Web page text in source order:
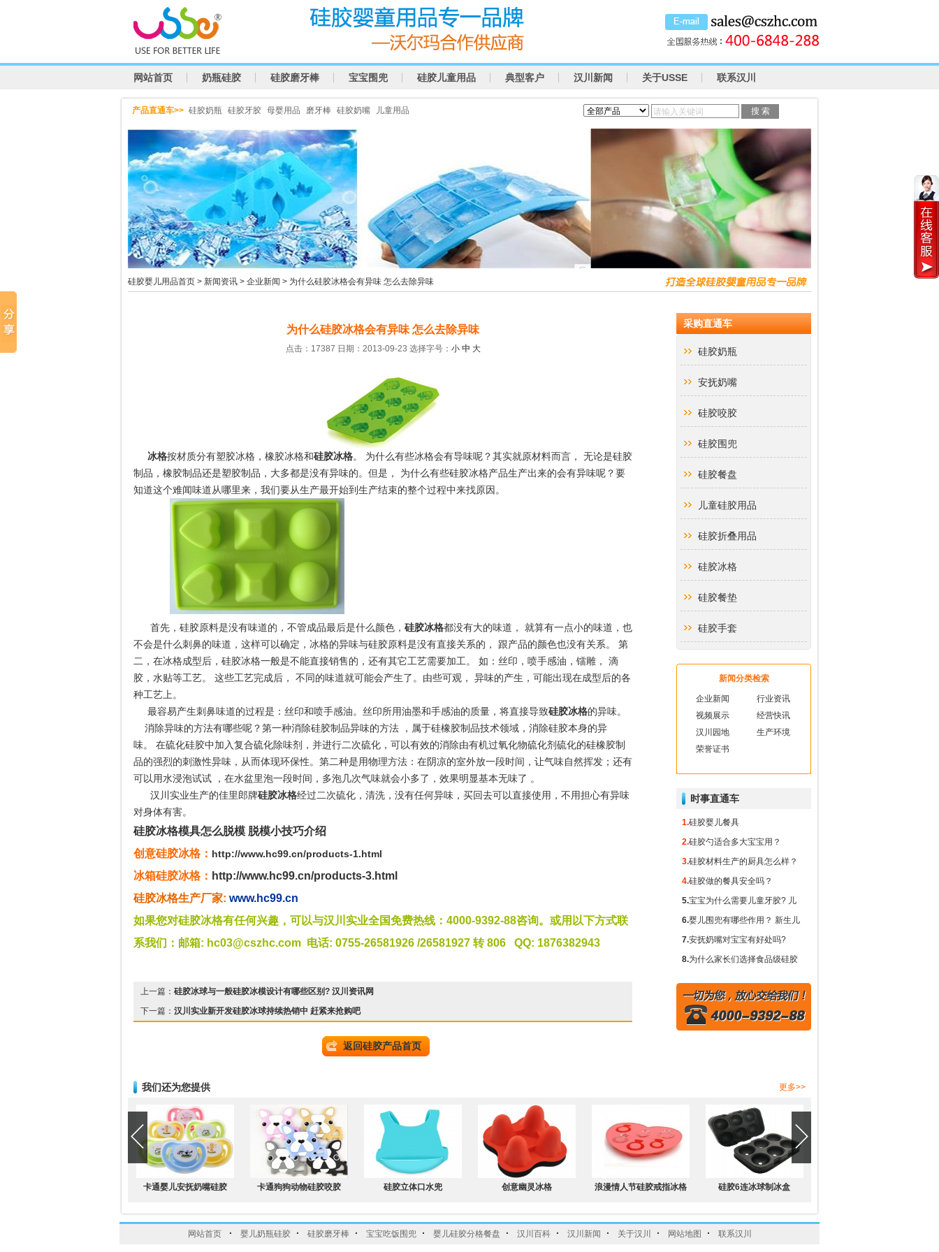
网站首页 奶瓶硅胶 硅胶磨牙棒 宝宝围兜 硅胶儿童用品 典型客户 汉川新闻 关于USSE 联系汉川
请输入关键词
产品直通车>> 硅胶奶瓶 硅胶牙胶 母婴用品 磨牙棒 硅胶奶嘴 儿童用品
硅胶婴儿用品首页 > 新闻资讯 > 企业新闻 > 为什么硅胶冰格会有异味 怎么去除异味
为什么硅胶冰格会有异味 怎么去除异味
点击：17387 日期：2013-09-23 选择字号： 小 中 大
冰格按材质分有塑胶冰格，橡胶冰格和硅胶冰格。 为什么有些冰格会有导味呢？其实就原材料而言， 无论是硅胶
制品，橡胶制品还是塑胶制品，大多都是没有异味的。但是， 为什么有些硅胶冰格产品生产出来的会有异味呢？要
知道这个难闻味道从哪里来，我们要从生产最开始到生产结束的整个过程中来找原因。
首先，硅胶原料是没有味道的，不管成品最后是什么颜色， 硅胶冰格都没有大的味道， 就算有一点小的味道，也
不会是什么刺鼻的味道，这样可以确定，冰格的异味与硅胶原料是没有直接关系的， 跟产品的颜色也没有关系。
第
二，在冰格成型后，硅胶冰格一般是不能直接销售的，还有其它工艺需要加工。 如：丝印，喷手感油，镭雕， 滴
胶，水贴等工艺。 这些工艺完成后， 不同的味道就可能会产生了。由些可观， 异味的产生，可能出现在成型后的各
种工艺上。
最容易产生刺鼻味道的过程是：丝印和喷手感油。丝印所用油墨和手感油的质量，将直接导致硅胶冰格的异味。
消除异味的方法有哪些呢？第一种消除硅胶制品异味的方法 ，属于硅橡胶制品技术领域，消除硅胶本身的异
味。 在硫化硅胶中加入复合硫化除味剂，并进行二次硫化，可以有效的消除由有机过氧化物硫化剂硫化的硅橡胶制
品的强烈的刺激性异味，从而体现环保性。 第二种是用物理方法：在阴凉的室外放一段时间，让气味自然挥发；还有
可以用水浸泡试试 ，在水盆里泡一段时间，多泡几次气味就会小多了，效果明显基本无味了 。
汉川实业生产的佳里郎牌硅胶冰格经过二次硫化，清洗，没有任何异味，买回去可以直接使用，不用担心有异味
对身体有害。
硅胶冰格模具怎么脱模 脱模小技巧介绍
创意硅胶冰格： http://www.hc99.cn/products-1.html
冰箱硅胶冰格： http://www.hc99.cn/products-3.html
硅胶冰格生产厂家: www.hc99.cn
如果您对硅胶冰格有任何兴趣，可以与汉川实业全国免费热线：4000-9392-88咨询。 或用以下方式联
系我们： 邮箱: hc03@cszhc.com 电话: 0755-26581926 /26581927 转806 QQ: 1876382943
上一篇： 硅胶冰球与一般硅胶冰模设计有哪些区别? 汉川资讯网
下一篇： 汉川实业新开发硅胶冰球持续热销中 赶紧来抢购吧
返回硅胶产品首页
采购直通车
硅胶奶瓶
安抚奶嘴
硅胶咬胶
硅胶围兜
硅胶餐盘
儿童硅胶用品
硅胶折叠用品
硅胶冰格
硅胶餐垫
硅胶手套
硅胶玻纤垫
硅胶隔热垫
新闻分类检索
企业新闻
行业资讯
视频展示
经营快讯
汉川园地
生产环境
荣誉证书
时事直通车
1.硅胶婴儿餐具
2.硅胶勺适合多大宝宝用？
3.硅胶材料生产的厨具怎么样？
4.硅胶做的餐具安全吗？
5.宝宝为什么需要儿童牙胶? 儿
童牙胶对出牙期的宝宝有什么重
要作用？
6.婴儿围兜有哪些作用？ 新生儿
需要围兜吗？
7.安抚奶嘴对宝宝有好处吗?
8.为什么家长们选择食品级硅胶
我们还为您提供 更多>>
卡通婴儿安抚奶嘴硅胶 卡通狗狗动物硅胶咬胶 硅胶立体口水兜 创意幽灵冰格 浪漫情人节硅胶戒指冰格 硅胶6连冰球制冰盒
网站首页 · 婴儿奶瓶硅胶 · 硅胶磨牙棒 · 宝宝吃饭围兜 · 婴儿硅胶分格餐盘 · 汉川百科 · 汉川新闻 · 关于汉川 · 网站地图 · 联系汉川